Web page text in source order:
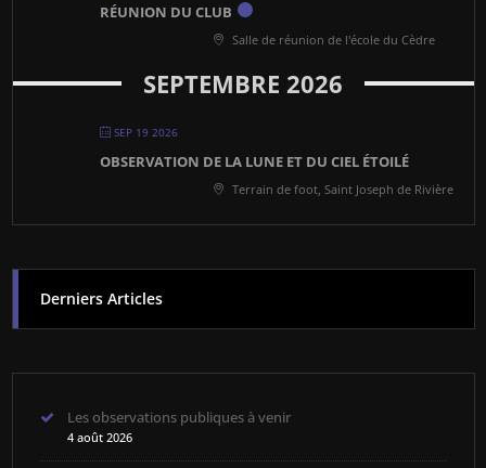
RÉUNION DU CLUB
Salle de réunion de l'école du Cèdre
SEPTEMBRE 2026
SEP 19 2026
OBSERVATION DE LA LUNE ET DU CIEL ÉTOILÉ
Terrain de foot, Saint Joseph de Rivière
Derniers Articles
Les observations publiques à venir
4 août 2026